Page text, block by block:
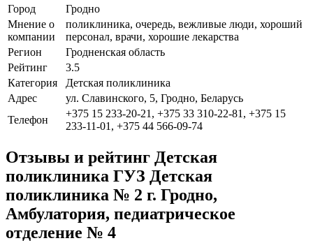
Город
Гродно
Мнение о
компании
поликлиника, очередь, вежливые люди, хороший
персонал, врачи, хорошие лекарства
Регион
Гродненская область
Рейтинг
3.5
Категория
Детская поликлиника
Адрес
ул. Славинского, 5, Гродно, Беларусь
Телефон
+375 15 233-20-21, +375 33 310-22-81, +375 15
233-11-01, +375 44 566-09-74
Отзывы и рейтинг Детская
поликлиника ГУЗ Детская
поликлиника № 2 г. Гродно,
Амбулатория, педиатрическое
отделение № 4